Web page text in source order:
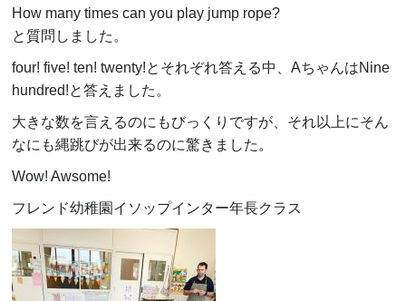
How many times can you play jump rope?
と質問しました。
four! five! ten! twenty!とそれぞれ答える中、AちゃんはNine
hundred!と答えました。
大きな数を言えるのにもびっくりですが、それ以上にそん
なにも縄跳びが出来るのに驚きました。
Wow! Awsome!
フレンド幼稚園イソップインター年長クラス